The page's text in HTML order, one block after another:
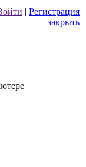
| Регистрация
закрыть